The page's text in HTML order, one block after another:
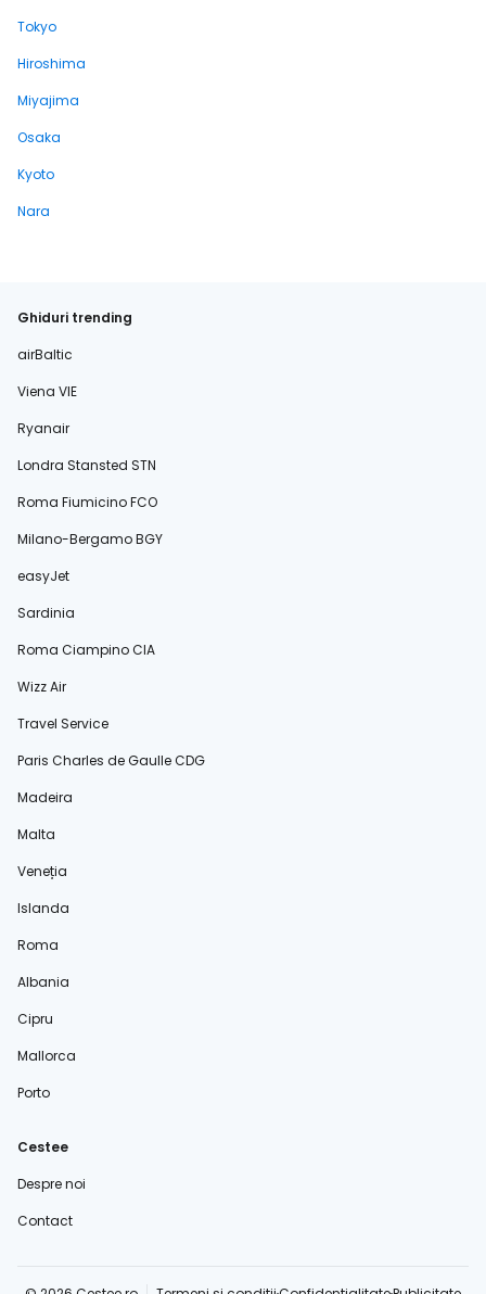
Tokyo
Hiroshima
Miyajima
Osaka
Kyoto
Nara
Ghiduri trending
airBaltic
Viena VIE
Ryanair
Londra Stansted STN
Roma Fiumicino FCO
Milano-Bergamo BGY
easyJet
Sardinia
Roma Ciampino CIA
Wizz Air
Travel Service
Paris Charles de Gaulle CDG
Madeira
Malta
Veneția
Islanda
Roma
Albania
Cipru
Mallorca
Porto
Cestee
Despre noi
Contact